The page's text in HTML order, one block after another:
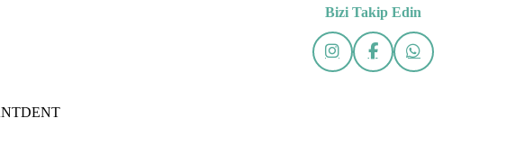
Bizi Takip Edin